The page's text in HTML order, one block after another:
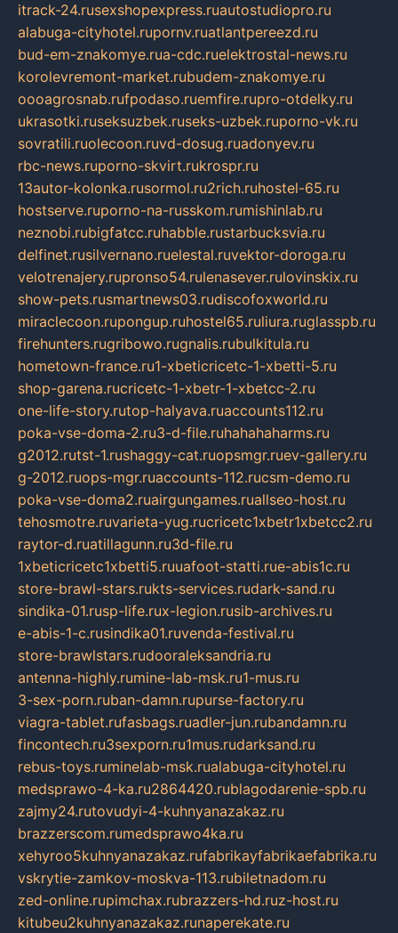
itrack-24.rusexshopexpress.ruautostudiopro.ru
alabuga-cityhotel.rupornv.ruatlantpereezd.ru
bud-em-znakomye.rua-cdc.ruelektrostal-news.ru
korolevremont-market.rubudem-znakomye.ru
oooagrosnab.rufpodaso.ruemfire.rupro-otdelky.ru
ukrasotki.ruseksuzbek.ruseks-uzbek.ruporno-vk.ru
sovratili.ruolecoon.ruvd-dosug.ruadonyev.ru
rbc-news.ruporno-skvirt.rukrospr.ru
13autor-kolonka.rusormol.ru2rich.ruhostel-65.ru
hostserve.ruporno-na-russkom.rumishinlab.ru
neznobi.rubigfatcc.ruhabble.rustarbucksvia.ru
delfinet.rusilvernano.ruelestal.ruvektor-doroga.ru
velotrenajery.rupronso54.rulenasever.rulovinskix.ru
show-pets.rusmartnews03.rudiscofoxworld.ru
miraclecoon.rupongup.ruhostel65.ruliura.ruglasspb.ru
firehunters.rugribowo.rugnalis.rubulkitula.ru
hometown-france.ru1-xbeticricetc-1-xbetti-5.ru
shop-garena.rucricetc-1-xbetr-1-xbetcc-2.ru
one-life-story.rutop-halyava.ruaccounts112.ru
poka-vse-doma-2.ru3-d-file.ruhahahaharms.ru
g2012.rutst-1.rushaggy-cat.ruopsmgr.ruev-gallery.ru
g-2012.ruops-mgr.ruaccounts-112.rucsm-demo.ru
poka-vse-doma2.ruairgungames.ruallseo-host.ru
tehosmotre.ruvarieta-yug.rucricetc1xbetr1xbetcc2.ru
raytor-d.ruatillagunn.ru3d-file.ru
1xbeticricetc1xbetti5.ruuafoot-statti.rue-abis1c.ru
store-brawl-stars.rukts-services.rudark-sand.ru
sindika-01.rusp-life.rux-legion.rusib-archives.ru
e-abis-1-c.rusindika01.ruvenda-festival.ru
store-brawlstars.rudooraleksandria.ru
antenna-highly.rumine-lab-msk.ru1-mus.ru
3-sex-porn.ruban-damn.rupurse-factory.ru
viagra-tablet.rufasbags.ruadler-jun.rubandamn.ru
fincontech.ru3sexporn.ru1mus.rudarksand.ru
rebus-toys.ruminelab-msk.rualabuga-cityhotel.ru
medsprawo-4-ka.ru2864420.rublagodarenie-spb.ru
zajmy24.rutovudyi-4-kuhnyanazakaz.ru
brazzerscom.rumedsprawo4ka.ru
xehyroo5kuhnyanazakaz.rufabrikayfabrikaefabrika.ru
vskrytie-zamkov-moskva-113.rubiletnadom.ru
zed-online.rupimchax.rubrazzers-hd.ruz-host.ru
kitubeu2kuhnyanazakaz.runaperekate.ru